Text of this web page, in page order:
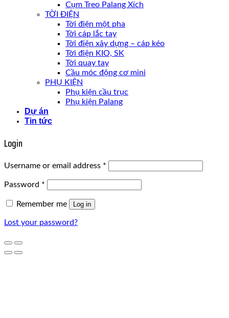
Cụm Treo Palang Xích
TỜI ĐIỆN
Tời điện một pha
Tời cáp lắc tay
Tời điện xây dựng – cáp kéo
Tời điện KIO, SK
Tời quay tay
Cầu móc động cơ mini
PHỤ KIỆN
Phụ kiện cầu trục
Phụ kiện Palang
Dự án
Tin tức
Login
Username or email address *
Password *
Remember me Log in
Lost your password?